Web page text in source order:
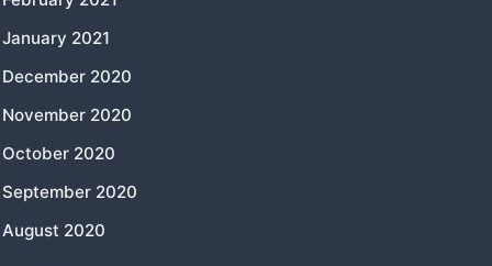
January 2021
December 2020
November 2020
October 2020
September 2020
August 2020